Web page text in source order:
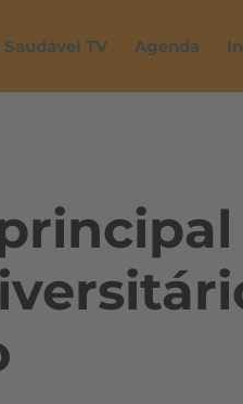
TV Agenda